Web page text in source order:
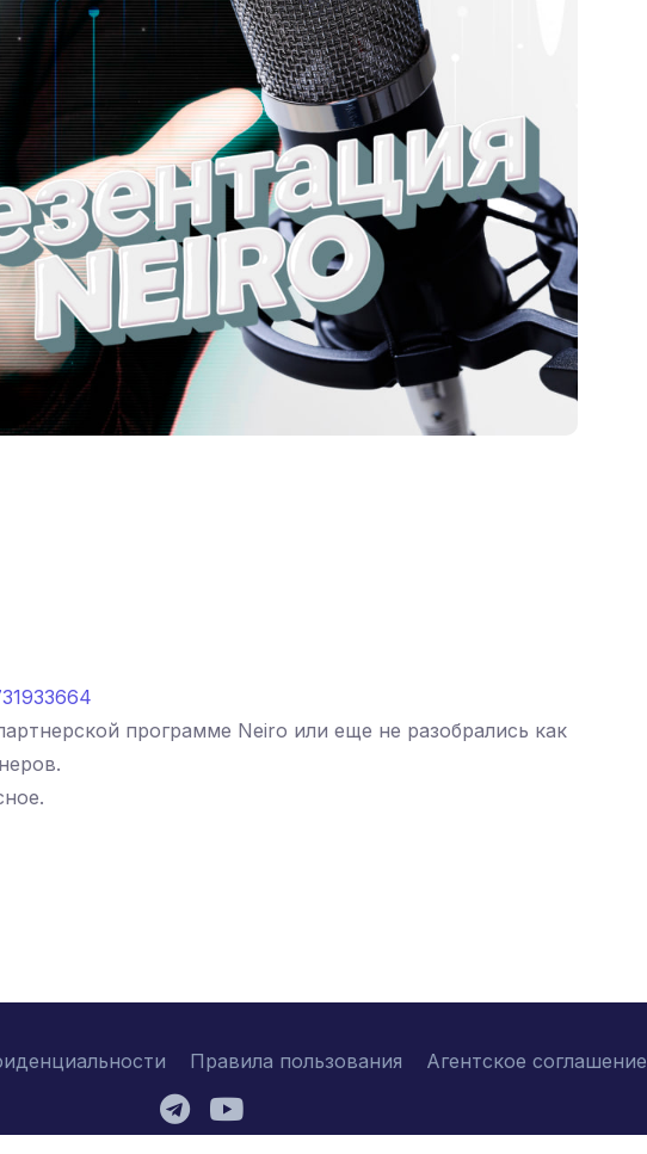
программе Neiro или еще не разобрались как
Правила пользования Агентское соглашение